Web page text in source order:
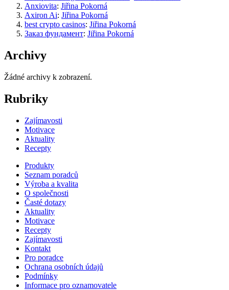
Anxiovita: Jiřina Pokorná
Axiron Ai: Jiřina Pokorná
best crypto casinos: Jiřina Pokorná
Заказ фундамент: Jiřina Pokorná
Archivy
Žádné archivy k zobrazení.
Rubriky
Zajímavosti
Motivace
Aktuality
Recepty
Produkty
Seznam poradců
Výroba a kvalita
O společnosti
Časté dotazy
Aktuality
Motivace
Recepty
Zajímavosti
Kontakt
Pro poradce
Ochrana osobních údajů
Podmínky
Informace pro oznamovatele